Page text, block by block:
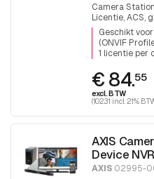
Camera
Licentie, ACS,
levenslange
Geschikt
(ONVIF
1 licentie per
€ 84.55
excl. BTW
(102.31 incl. 21%
AXIS
Device
AXIS 02995-